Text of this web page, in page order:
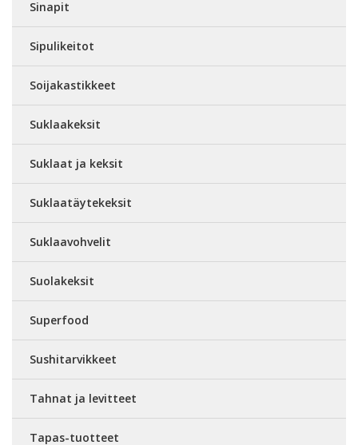
Sinapit
Sipulikeitot
Soijakastikkeet
Suklaakeksit
Suklaat ja keksit
Suklaatäytekeksit
Suklaavohvelit
Suolakeksit
Superfood
Sushitarvikkeet
Tahnat ja levitteet
Tapas-tuotteet